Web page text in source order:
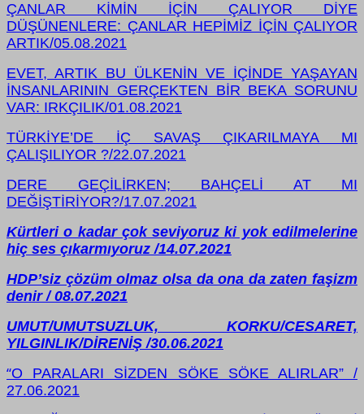
ÇANLAR KİMİN İÇİN ÇALIYOR DİYE
DÜŞÜNENLERE: ÇANLAR HEPİMİZ İÇİN ÇALIYOR
ARTIK/05.08.2021
EVET, ARTIK BU ÜLKENİN VE İÇİNDE YAŞAYAN
İNSANLARININ GERÇEKTEN BİR BEKA SORUNU
VAR: IRKÇILIK/01.08.2021
TÜRKİYE’DE İÇ SAVAŞ ÇIKARILMAYA MI
ÇALIŞILIYOR ?/22.07.2021
DERE GEÇİLİRKEN; BAHÇELİ AT MI
DEĞİŞTİRİYOR?/17.07.2021
Kürtleri o kadar çok seviyoruz ki yok edilmelerine
hiç ses çıkarmıyoruz /14.07.2021
HDP’siz çözüm olmaz olsa da ona da zaten faşizm
denir / 08.07.2021
UMUT/UMUTSUZLUK, KORKU/CESARET,
YILGINLIK/DİRENİŞ /30.06.2021
“O PARALARI SİZDEN SÖKE SÖKE ALIRLAR” /
27.06.2021